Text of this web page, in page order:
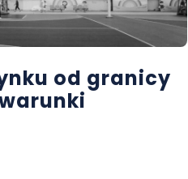
od granicy